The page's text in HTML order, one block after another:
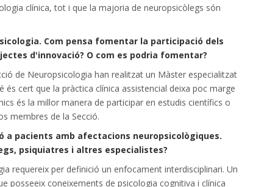
clínica, tot i que la majoria de neuropsicòlegs són
Com pensa fomentar la participació dels
d'innovació? O com es podria fomentar?
de Neuropsicologia han realitzat un Màster especialitzat
cert que la pràctica clínica assistencial deixa poc marge
és la millor manera de participar en estudis científics o
membres de la Secció.
pacients amb afectacions neuropsicològiques.
psiquiatres i altres especialistes?
requereix per definició un enfocament interdisciplinari. Un
posseeix coneixements de psicologia cognitiva i clínica